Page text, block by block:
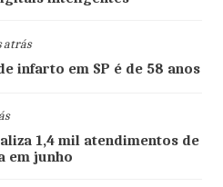
atrás
infarto em SP é de 58 anos
1,4 mil atendimentos de
em junho